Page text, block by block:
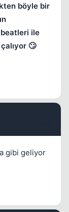
böyle bir
beatleri ile
🙄
gibi geliyor